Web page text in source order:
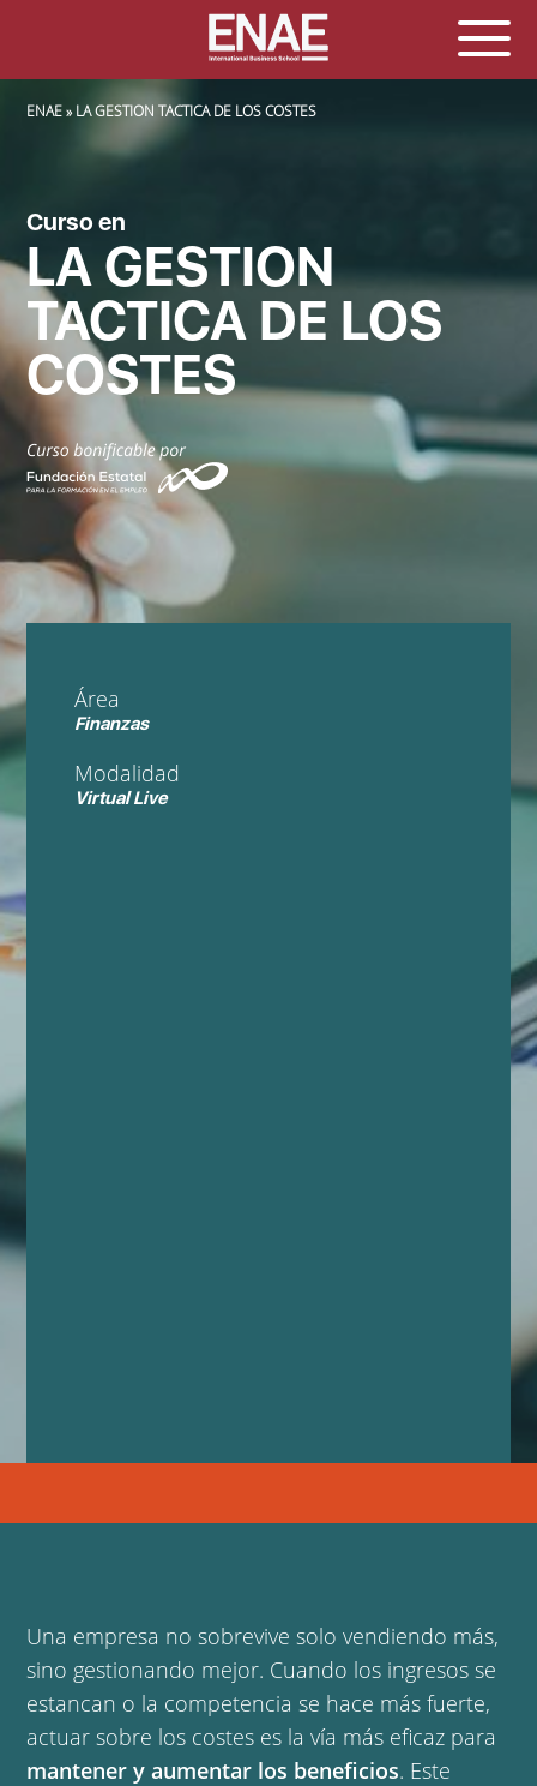
SOBRESCRIBIR ENLACES DE AYUDA A LA NAVEGACIÓN
ENAE LA GESTION TACTICA DE LOS COSTES
Curso en
LA GESTION
TACTICA DE LOS
COSTES
Área
Finanzas
Modalidad
Virtual Live
Una empresa no sobrevive solo vendiendo más,
sino gestionando mejor. Cuando los ingresos se
estancan o la competencia se hace más fuerte,
actuar sobre los costes es la vía más eficaz para
mantener y aumentar los beneficios. Este